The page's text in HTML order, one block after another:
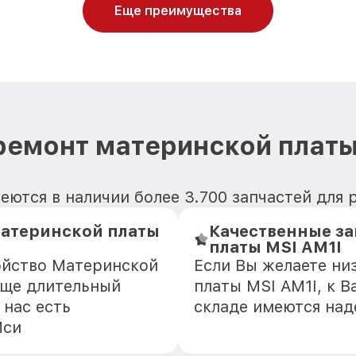
Еще преимущества
материнской
в наличии более 3.700 запчастей
платы
Материнской
длительный
есть
Качественные
платы MSI AM1I
Если Вы желаете
платы MSI AM1I, к
складе имеются